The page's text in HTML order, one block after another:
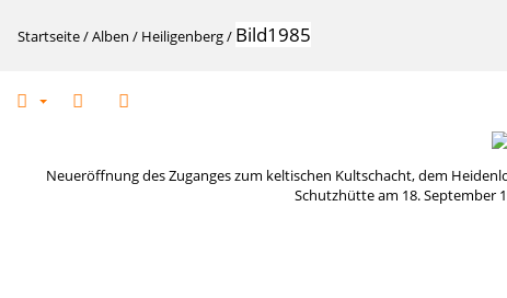
Startseite/Alben / Heiligenberg/ Bild1985
Neueröffnung des Zuganges zum keltischen Kultschacht, dem
Schutzhütte am 18. September